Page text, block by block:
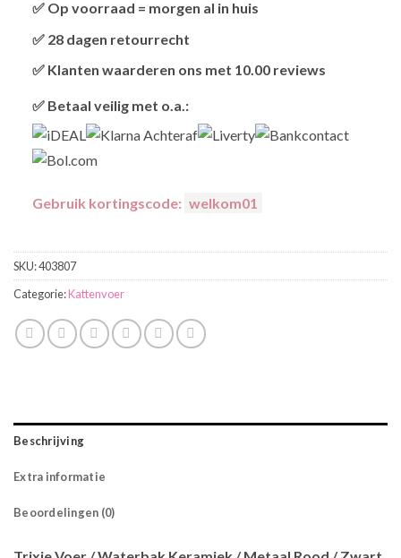
bestellingen v.a. 45,00 worden gratis verzonden.
✅ Op voorraad = morgen al in huis
wordt het vandaag nog verzonden
✅ 28 dagen retourrecht
om te retourneren.
✅ Klanten waarderen ons met 10.00 reviews
webkeur
✅ Betaal veilig met o.a.:
Gebruik kortingscode: welkom01
SKU:403807
Categorie:Kattenvoer
Beschrijving
Extra informatie
Beoordelingen (0)